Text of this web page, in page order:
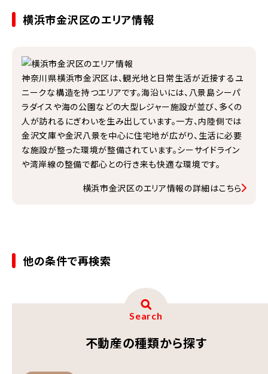
横浜市金沢区のエリア情報
神奈川県横浜市金沢区は、観光地と日常生活が近接するユ
ニークな構造を持つエリアです。海沿いには、八景島シーパ
ラダイスや海の公園などの大型レジャー施設が並び、多くの
人が訪れるにぎわいを生み出しています。一方、内陸側では
金沢文庫や金沢八景を中心に住宅地が広がり、生活に必要
な施設が整った環境が整備されています。シーサイドライン
や湾岸線の整備で都心との行き来も快適な環境です。
横浜市金沢区のエリア情報の詳細はこちら
他の条件で再検索
Search
不動産の種類から探す